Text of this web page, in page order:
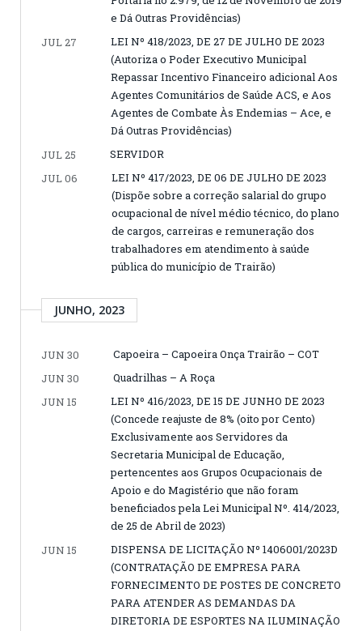
e Dá Outras Providências)
JUL 27
LEI Nº 418/2023, DE 27 DE JULHO DE 2023
(Autoriza o Poder Executivo Municipal
Repassar Incentivo Financeiro adicional Aos
Agentes Comunitários de Saúde ACS, e Aos
Agentes de Combate Às Endemias – Ace, e
Dá Outras Providências)
JUL 25
SERVIDOR
JUL 06
LEI Nº 417/2023, DE 06 DE JULHO DE 2023
(Dispõe sobre a correção salarial do grupo
ocupacional de nível médio técnico, do plano
de cargos, carreiras e remuneração dos
trabalhadores em atendimento à saúde
pública do município de Trairão)
JUNHO, 2023
JUN 30
Capoeira – Capoeira Onça Trairão – COT
JUN 30
Quadrilhas – A Roça
JUN 15
LEI Nº 416/2023, DE 15 DE JUNHO DE 2023
(Concede reajuste de 8% (oito por Cento)
Exclusivamente aos Servidores da
Secretaria Municipal de Educação,
pertencentes aos Grupos Ocupacionais de
Apoio e do Magistério que não foram
beneficiados pela Lei Municipal Nº. 414/2023,
de 25 de Abril de 2023)
JUN 15
DISPENSA DE LICITAÇÃO Nº 1406001/2023D
(CONTRATAÇÃO DE EMPRESA PARA
FORNECIMENTO DE POSTES DE CONCRETO
PARA ATENDER AS DEMANDAS DA
DIRETORIA DE ESPORTES NA ILUMINAÇÃO